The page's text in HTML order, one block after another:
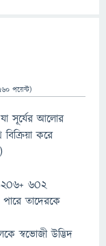
পয়েন্ট)
সূর্যের আলোর
করে
6O2
তাদেরকে
স্বভোজী উদ্ভিদ